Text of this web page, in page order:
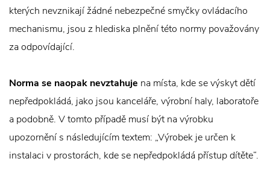
kterých nevznikají žádné nebezpečné smyčky ovládacího
mechanismu, jsou z hlediska plnění této normy považovány
za odpovídající.
Norma se naopak nevztahuje na místa, kde se výskyt dětí
nepředpokládá, jako jsou kanceláře, výrobní haly, laboratoře
a podobně. V tomto případě musí být na výrobku
upozornění s následujícím textem: „Výrobek je určen k
instalaci v prostorách, kde se nepředpokládá přístup dítěte“.